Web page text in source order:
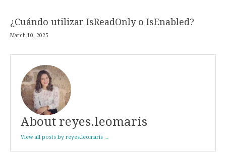
¿Cuándo utilizar IsReadOnly o IsEnabled?
March 10, 2025
About reyes.leomaris
View all posts by reyes.leomaris →